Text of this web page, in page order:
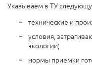
Указываем в ТУ
технические и
условия,
экологии;
нормы приемки